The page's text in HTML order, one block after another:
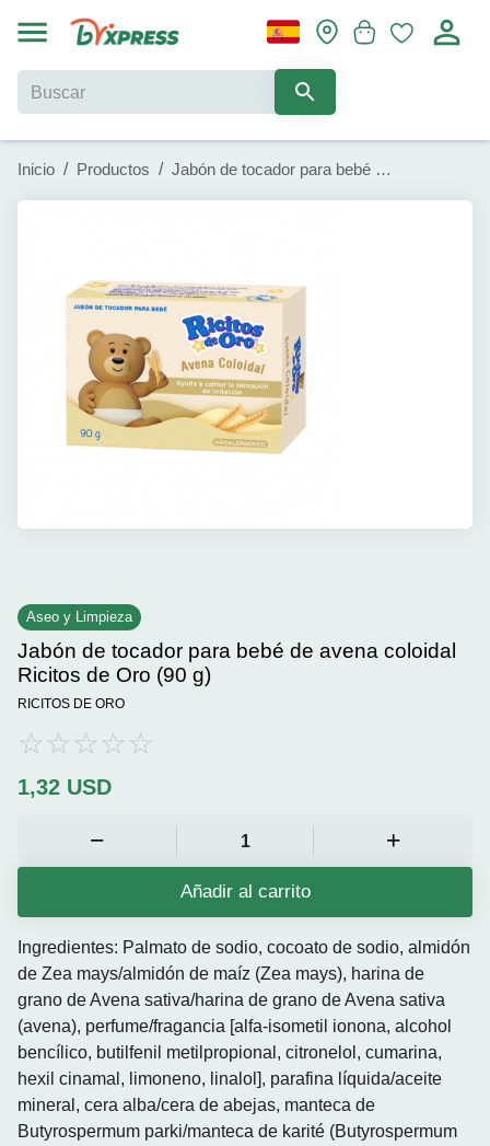
Inicio / Productos / Jabón de tocador para bebé de avena coloidal Ricitos de Oro (90 g)
Aseo y Limpieza
Jabón de tocador para bebé de avena coloidal
Ricitos de Oro (90 g)
RICITOS DE ORO
1,32 USD
Añadir al carrito
Ingredientes: Palmato de sodio, cocoato de sodio, almidón
de Zea mays/almidón de maíz (Zea mays), harina de
grano de Avena sativa/harina de grano de Avena sativa
(avena), perfume/fragancia [alfa-isometil ionona, alcohol
bencílico, butilfenil metilpropional, citronelol, cumarina,
hexil cinamal, limoneno, linalol], parafina líquida/aceite
mineral, cera alba/cera de abejas, manteca de
Butyrospermum parki/manteca de karité (Butyrospermum